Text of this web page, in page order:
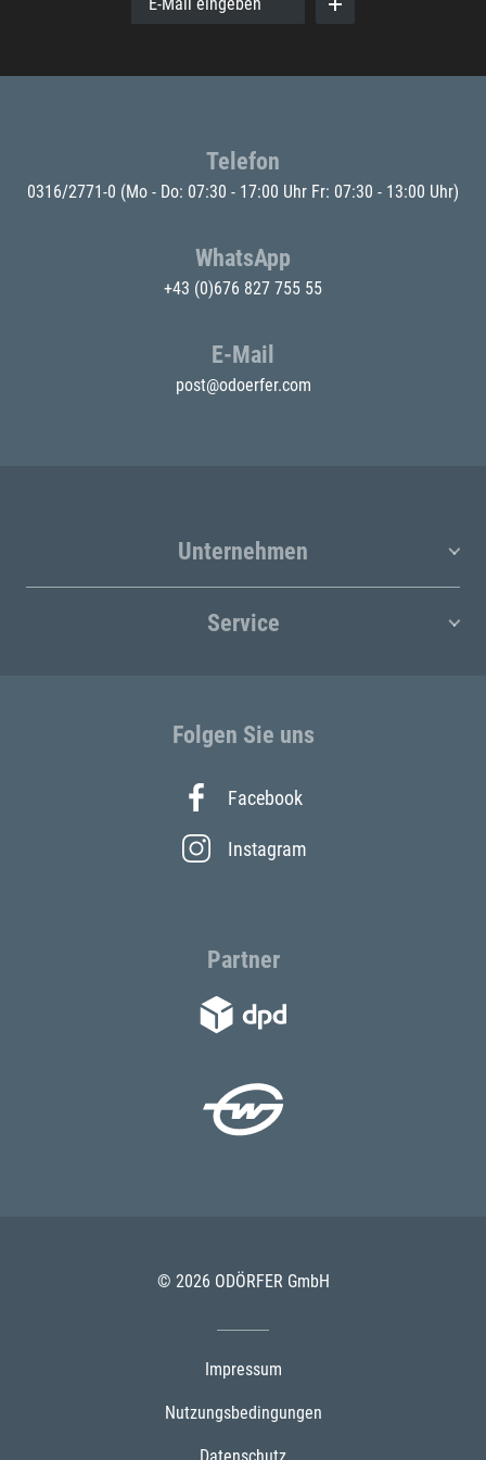
Telefon
0316/2771-0 (Mo - Do: 07:30 - 17:00 Uhr Fr: 07:30 - 13:00 Uhr)
WhatsApp
+43 (0)676 827 755 55
E-Mail
post@odoerfer.com
Unternehmen
Service
Folgen Sie uns
Facebook
Instagram
Partner
© 2026 ODÖRFER GmbH
Impressum
Nutzungsbedingungen